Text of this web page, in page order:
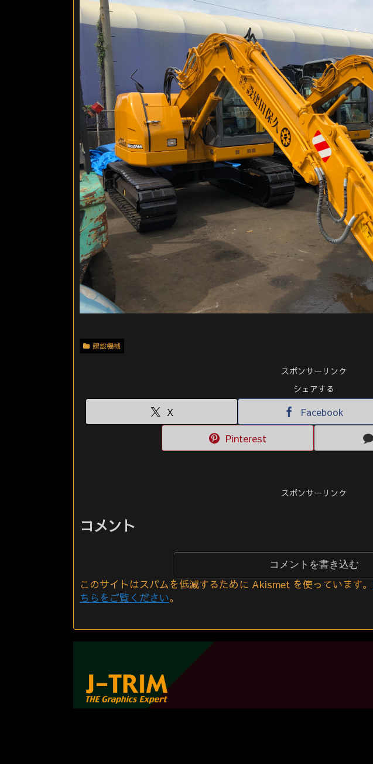
建設機械
スポンサーリンク
シェアする
X Facebook
Pinterest
スポンサーリンク
コメント
コメントを書き込む
このサイトはスパムを低減するために Akismet を使っています。
ちらをご覧ください。